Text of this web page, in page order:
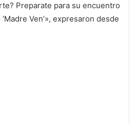
Preparate para su encuentro
Ven’», expresaron desde